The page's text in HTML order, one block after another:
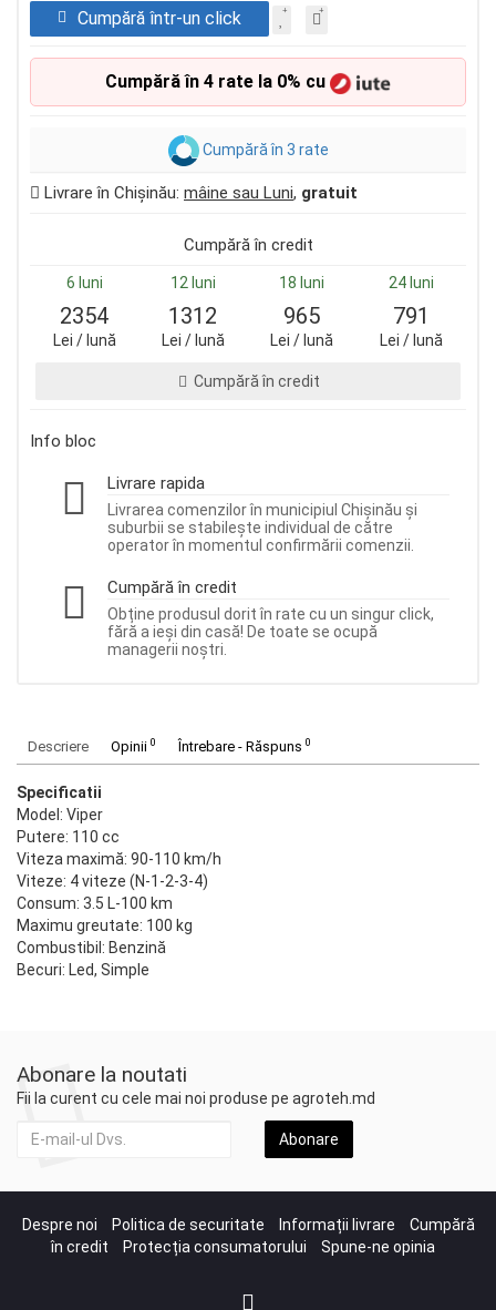
Cumpără într-un click
Cumpără în 4 rate la 0% cu
Cumpără în 3 rate
Livrare în Chișinău: mâine sau Luni, gratuit
Cumpără în credit
6 luni 12 luni 18 luni 24 luni
2354
Lei / lună
1312
Lei / lună
965
Lei / lună
791
Lei / lună
Cumpără în credit
Info bloc
Livrare rapida
Livrarea comenzilor în municipiul Chișinău și
suburbii se stabilește individual de către
operator în momentul confirmării comenzii.
Cumpără în credit
Obține produsul dorit în rate cu un singur click,
fără a ieși din casă! De toate se ocupă
managerii noștri.
Descriere Opinii 0 Întrebare - Răspuns 0
Specificatii
Model: Viper
Putere: 110 cc
Viteza maximă: 90-110 km/h
Viteze: 4 viteze (N-1-2-3-4)
Consum: 3.5 L-100 km
Maximu greutate: 100 kg
Combustibil: Benzină
Becuri: Led, Simple
Abonare la noutati
Fii la curent cu cele mai noi produse pe agroteh.md
Abonare
Despre noi Politica de securitate Informații livrare
Cumpără
în credit
Protecția consumatorului Spune-ne opinia